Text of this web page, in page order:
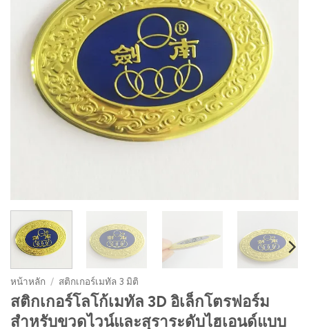
หน้าหลัก / สติกเกอร์เมทัล 3 มิติ
สติกเกอร์โลโก้เมทัล 3D อิเล็กโตรฟอร์ม
สำหรับขวดไวน์และสุราระดับไฮเอนด์แบบ